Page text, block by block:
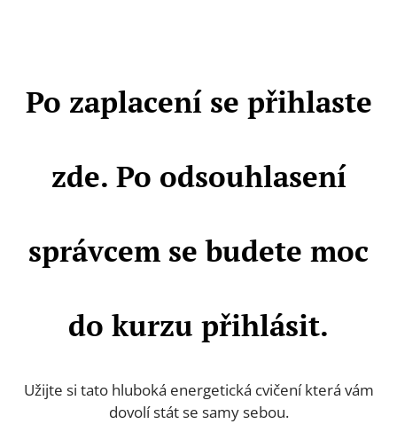
Po zaplacení se přihlaste
zde. Po odsouhlasení
správcem se budete moc
do kurzu přihlásit.
Užijte si tato hluboká energetická cvičení která vám
dovolí stát se samy sebou.